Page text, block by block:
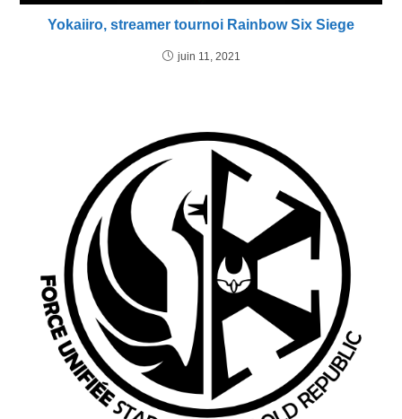
Yokaiiro, streamer tournoi Rainbow Six Siege
juin 11, 2021